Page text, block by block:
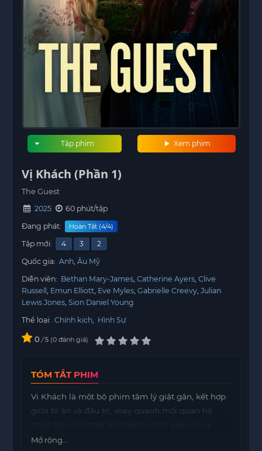
Xem phim
Tập phim
Vị Khách (Phần 1)
The Guest
2025
60 phút/tập
Đang phát:
Hoàn Tất (4/4)
Tập mới: 4 3
2
Quốc gia: Anh Âu Mỹ
Diễn viên: Bethan Mary-James Catherine Ayers Clive
Russell
Emun Elliott Eve Myles Gabrielle Creevy Julian
Lewis Jones Sion Daniel Young
Thể loại: Chính kịch Hình Sự
0 / 5 0 đánh giá
TÓM TẮT PHIM
Vị Khách là một bộ phim tâm lý giật gân, kết hợp
giữa bí ẩn và đấu trí, xoay quanh mối quan hệ
người giúp việc mới vào nghề.
Mở rộng...